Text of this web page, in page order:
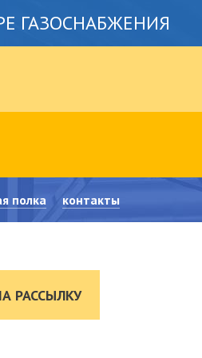
ГАЗОСНАБЖЕНИЯ
полка контакты
РАССЫЛКУ